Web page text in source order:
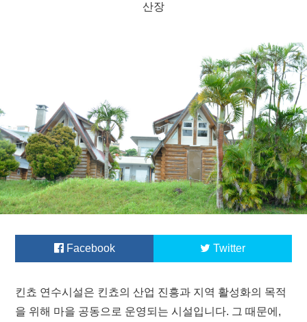
산장
Facebook Twitter
킨쵸 연수시설은 킨쵸의 산업 진흥과 지역 활성화의 목적
을 위해 마을 공동으로 운영되는 시설입니다. 그 때문에,